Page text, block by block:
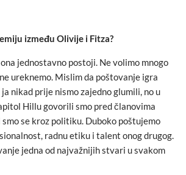
između Olivije i Fitza?
jednostavno postoji. Ne volimo mnogo
ureknemo. Mislim da poštovanje igra
nikad prije nismo zajedno glumili, no u
Hillu govorili smo pred članovima
smo se kroz politiku. Duboko poštujemo
radnu etiku i talent onog drugog.
jedna od najvažnijih stvari u svakom